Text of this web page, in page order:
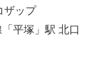
ザップ
平塚」駅 北口